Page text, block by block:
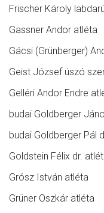
Frischer Károly
Gassner Andor atléta
Gácsi (Grünberger)
Geist József úszó
Gelléri Andor Endre
budai Goldberger
budai Goldberger Pál
Goldstein Félix dr.
Grósz István atléta
Grüner Oszkár atléta